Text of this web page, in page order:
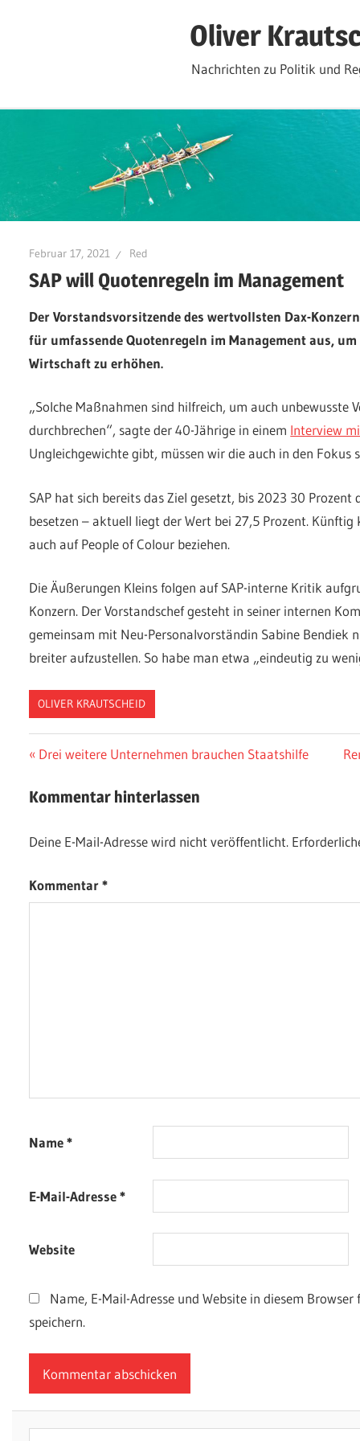
Oliver
Nachrichten zu Politik und
Februar 17, 2021 Red
SAP will Quotenregeln im Management
Der Vorstandsvorsitzende des wertvollsten Dax-
für umfassende Quotenregeln im Management aus,
Wirtschaft zu erhöhen.
„Solche Maßnahmen sind hilfreich, um auch unbewusste
durchbrechen“, sagte der 40-Jährige in einem Interview
Ungleichgewichte gibt, müssen wir die auch in den Fokus
SAP hat sich bereits das Ziel gesetzt, bis 2023 30
besetzen – aktuell liegt der Wert bei 27,5 Prozent.
auch auf People of Colour beziehen.
Die Äußerungen Kleins folgen auf SAP-interne Kritik
Konzern. Der Vorstandschef gesteht in seiner internen
gemeinsam mit Neu-Personalvorständin Sabine Bendiek
breiter aufzustellen. So habe man etwa „eindeutig zu
OLIVER KRAUTSCHEID
Beitragsnavigation
Vorheriger
Drei weitere Unternehmen brauchen Staatshilfe
Kommentar hinterlassen
Deine E-Mail-Adresse wird nicht veröffentlicht.
Kommentar*
Name*
E-Mail-Adresse*
Website
Name, E-Mail-Adresse und Website in diesem
speichern.